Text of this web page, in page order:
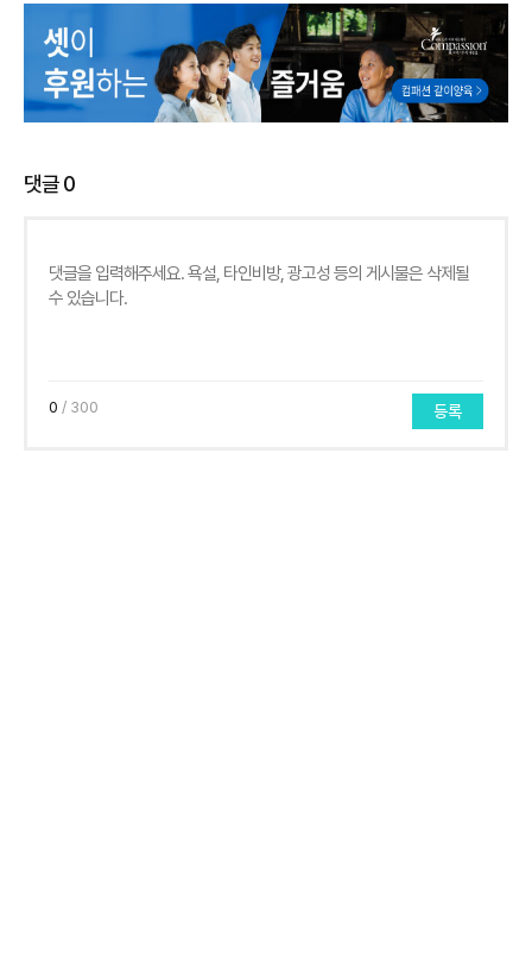
댓글0
0 / 300 등록